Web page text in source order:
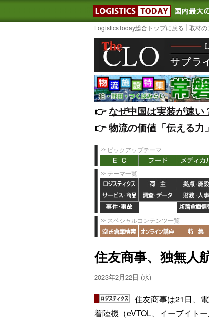
LogisticsToday総合トップに戻る 取材
👉️なぜ中国は実装が速い
👉️物流の価値「伝える力
ピックアップテーマ
テーマ一覧
スペシャルコンテンツ一覧
住友商事、独無人
2023年2月22日 (水)
住友商事は21日、
着陸機（eVTOL、イーブイト